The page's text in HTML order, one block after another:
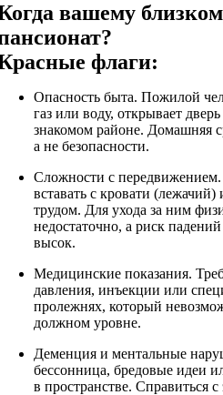
вашему
флаги:
Опасность быта. Пожилой
газ или воду, открывает
знакомом районе. Домашняя
а не безопасности.
Сложности с передвижением.
вставать с кровати
трудом. Для ухода за ним
недостаточно, а риск
высок.
Медицинские показания.
давления, инъекции или
пролежнях, который
должном уровне.
Деменция и ментальные
бессонница, бредовые идеи
в пространстве. Справиться